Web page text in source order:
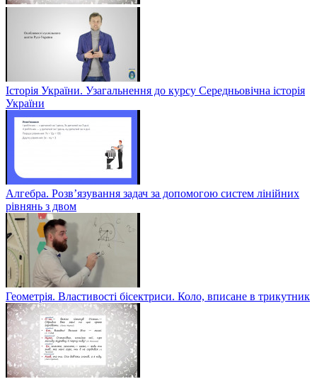
Історія України. Узагальнення до курсу Середньовічна історія
України
Алгебра. Розв’язування задач за допомогою систем лінійних
рівнянь з двом
Геометрія. Властивості бісектриси. Коло, вписане в трикутник